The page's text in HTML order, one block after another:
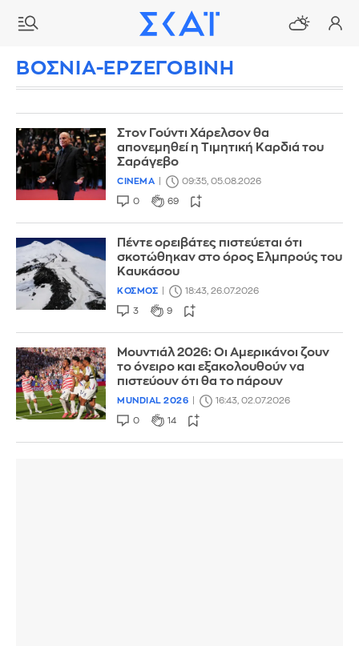
ΒΟΣΝΙΑ-ΕΡΖΕΓΟΒΙΝΗ
Στον Γούντι Χάρελσον θα
απονεμηθεί η Τιμητική Καρδιά του
Σαράγεβο
CINEMA 09:35, 05.08.2026
0 69
Πέντε ορειβάτες πιστεύεται ότι
σκοτώθηκαν στο όρος Ελμπρούς του
Καυκάσου
ΚΟΣΜΟΣ 18:43, 26.07.2026
3 9
Μουντιάλ 2026: Οι Αμερικάνοι ζουν
το όνειρο και εξακολουθούν να
πιστεύουν ότι θα το πάρουν
MUNDIAL 2026 16:43, 02.07.2026
0 14